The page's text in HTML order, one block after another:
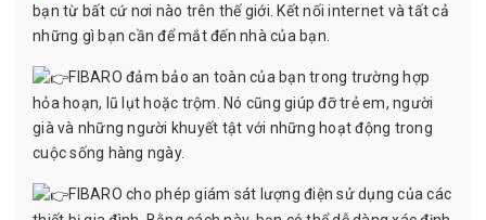
bạn từ bất cứ nơi nào trên thế giới. Kết nối internet và tất cả
những gì bạn cần để mắt đến nhà của bạn.
FIBARO đảm bảo an toàn của bạn trong trường hợp
hỏa hoạn, lũ lụt hoặc trộm. Nó cũng giúp đỡ trẻ em, người
già và những người khuyết tật với những hoạt động trong
cuộc sống hàng ngày.
FIBARO cho phép giám sát lượng điện sử dụng của các